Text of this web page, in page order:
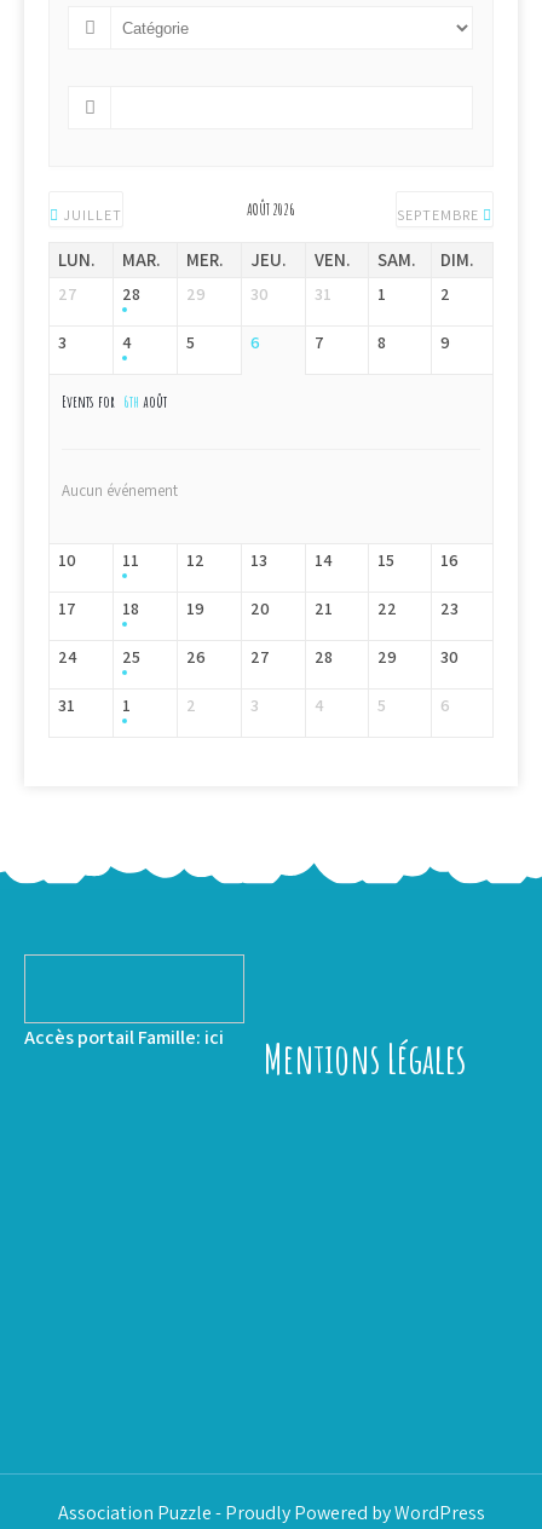
JUILLET AOÛT 2026 SEPTEMBRE
LUN. MAR. MER. JEU. VEN. SAM. DIM.
27 28 29 30 31 1 2
3 4 5 6 7 8 9
Events for 6th août
Aucun événement
10 11 12 13 14 15 16
17 18 19 20 21 22 23
24 25 26 27 28 29 30
31 1 2 3 4 5 6
Accès portail Famille: ici Mentions Légales
Association Puzzle - Proudly Powered by WordPress